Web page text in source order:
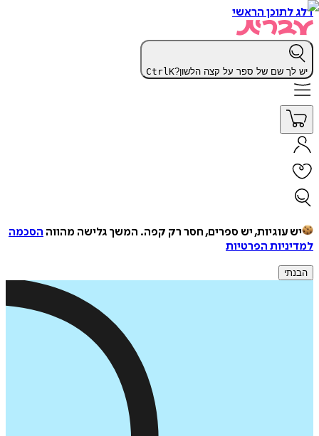
דלג לתוכן הראשי
יש לך שם של ספר על קצה הלשון? CtrlK
יש עוגיות, יש ספרים, חסר רק קפה. המשך גלישה מהווה הסכמה
למדיניות הפרטיות
הבנתי